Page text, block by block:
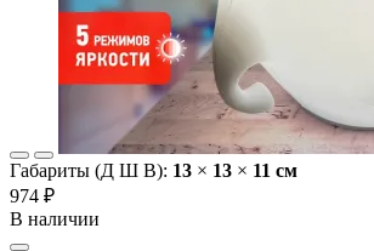
Габариты (Д Ш В): 13 × 13 × 11 cм
974 ₽
В наличии